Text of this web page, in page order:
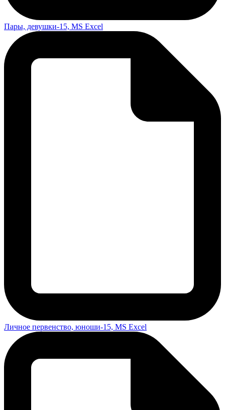
Пары, девушки-15, MS Excel
Личное первенство, юноши-15, MS Excel